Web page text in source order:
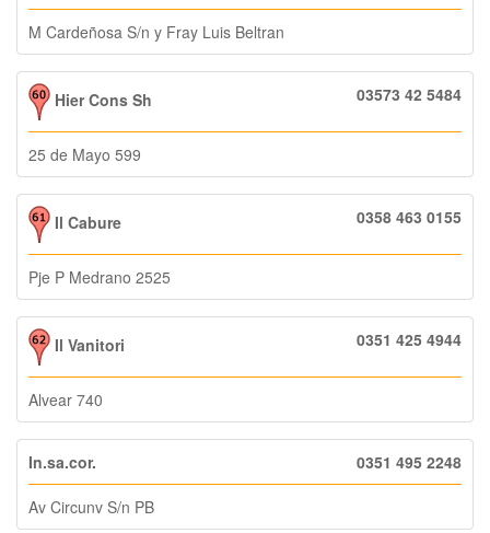
M Cardeñosa S/n y Fray Luis Beltran
Hier Cons Sh 03573 42 5484
25 de Mayo 599
Il Cabure 0358 463 0155
Pje P Medrano 2525
Il Vanitori 0351 425 4944
Alvear 740
In.sa.cor. 0351 495 2248
Av Circunv S/n PB